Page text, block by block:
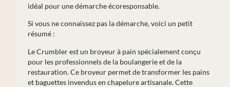
idéal pour une démarche écoresponsable.
Si vous ne connaissez pas la démarche, voici un petit
résumé :
Le Crumbler est un broyeur à pain spécialement conçu
pour les professionnels de la boulangerie et de la
restauration. Ce broyeur permet de transformer les pains
et baguettes invendus en chapelure artisanale. Cette